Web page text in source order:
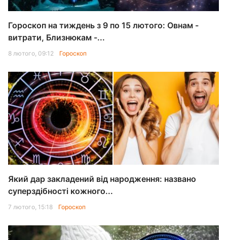
Гороскоп на тиждень з 9 по 15 лютого: Овнам -
витрати, Близнюкам -...
8 лютого, 09:12 Гороскоп
Який дар закладений від народження: названо
суперздібності кожного...
7 лютого, 15:18 Гороскоп